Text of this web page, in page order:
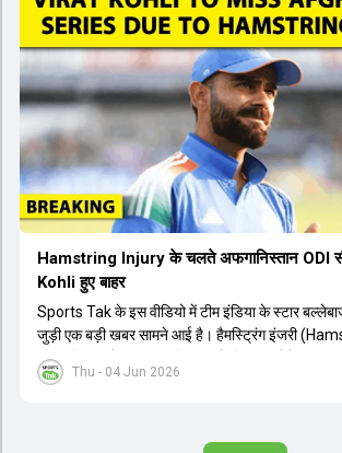
मिलने की प्रबल संभावना है। कप्तान शुभमन गिल विकेट की
रखते हुए अंतिम 11 का फैसला करेंगे। टीम में यशस्वी
ऋषभ पंत और ध्रुव जुरेल जैसे खिलाड़ी भी शामिल हैं। यह
चैंपियनशिप चक्र का हिस्सा नहीं है, लेकिन भारतीय टीम के
है। अंत में फैंस के सवालों का जवाब देते हुए टी20 कप्तानी
गंभीर से जुड़ी जानकारी भी साझा की गई।
Thu - 04 Jun 2026
Hamstring Injury के चलते अफगानिस्तान ODI
Kohli हुए बाहर
Sports Tak के इस वीडियो में टीम इंडिया के स्टार
जुड़ी एक बड़ी खबर सामने आई है। हैमस्ट्रिंग इंजरी
कारण विराट कोहली अफगानिस्तान के खिलाफ होने वाली
वनडे सीरीज से बाहर हो गए हैं। भारत और अफगानिस्तान के
खत्म हुए आईपीएल में शानदार प्रदर्शन करने वाले विराट